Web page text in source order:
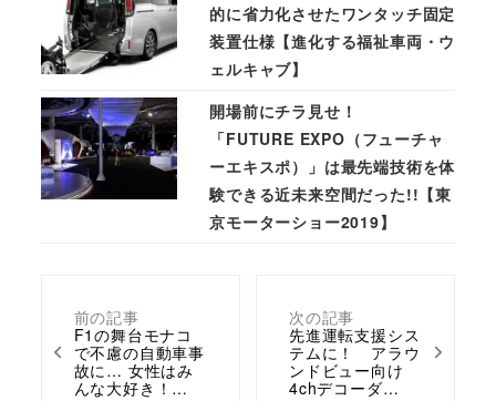
前の記事
F1の舞台モナコ
で不慮の自動車事
故に… 女性はみ
んな大好き！…
次の記事
先進運転支援シス
テムに！ アラウ
ンドビュー向け
4chデコーダ…
的に省力化させたワンタッチ固定
装置仕様【進化する福祉車両・ウ
ェルキャブ】
開場前にチラ見せ！
「FUTURE EXPO（フューチャ
ーエキスポ）」は最先端技術を体
験できる近未来空間だった!!【東
京モーターショー2019】